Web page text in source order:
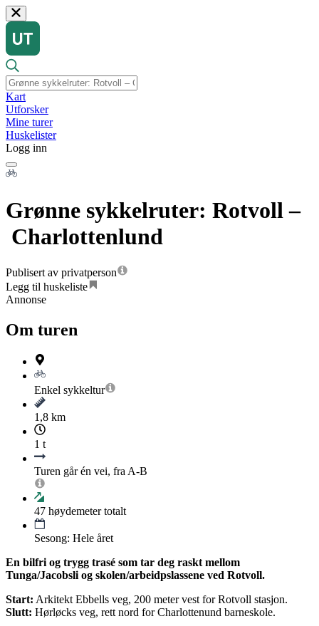
Kart
Utforsker
Mine turer
Huskelister
Logg inn
Grønne sykkelruter: Rotvoll –
Charlottenlund
Publisert av privatperson
Legg til huskeliste
Annonse
Om turen
Enkel sykkeltur
1,8 km
1 t
Turen går én vei, fra A-B
47 høydemeter totalt
Sesong: Hele året
En bilfri og trygg trasé som tar deg raskt mellom
Tunga/Jacobsli og skolen/arbeidpslassene ved Rotvoll.
Start: Arkitekt Ebbells veg, 200 meter vest for Rotvoll stasjon.
Slutt: Hørløcks veg, rett nord for Charlottenund barneskole.